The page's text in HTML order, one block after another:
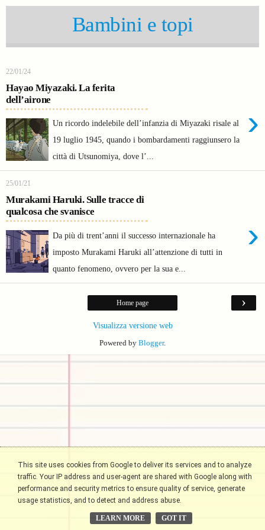
Bambini e topi
22/01/24
Hayao Miyazaki. La ferita
dell’airone
›
Un ricordo indelebile dell’infanzia di Miyazaki risale al
19 luglio 1945, quando i bombardamenti raggiunsero la
città di Utsunomiya, dove l’...
25/01/21
Murakami Haruki. Sulle tracce di
qualcosa che svanisce
›
Da più di trent’anni il successo internazionale ha
imposto Murakami Haruki all’attenzione di tutti in
quanto fenomeno, ovvero per la sua e...
›
Home page
Visualizza versione web
Powered by Blogger.
This site uses cookies from Google to deliver its services and to analyze
traffic. Your IP address and user-agent are shared with Google along with
performance and security metrics to ensure quality of service, generate
usage statistics, and to detect and address abuse.
LEARN MORE GOT IT